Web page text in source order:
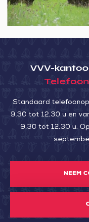
mon
arbre
VVV-
Telefoon
Standaard
9.30 tot 12.30 u en
9.30 tot 12.30 u.
NEEM